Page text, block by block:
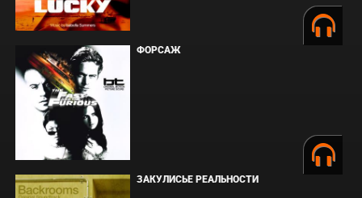
ФОРСАЖ
ЗАКУЛИСЬЕ РЕАЛЬНОСТИ